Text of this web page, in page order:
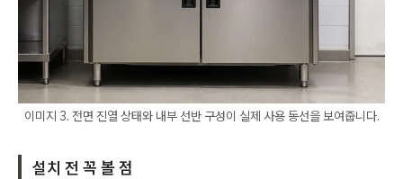
이미지 3. 전면 진열 상태와 내부 선반 구성이 실제 사용 동선을 보여줍니다.
설치 전 꼭 볼 점